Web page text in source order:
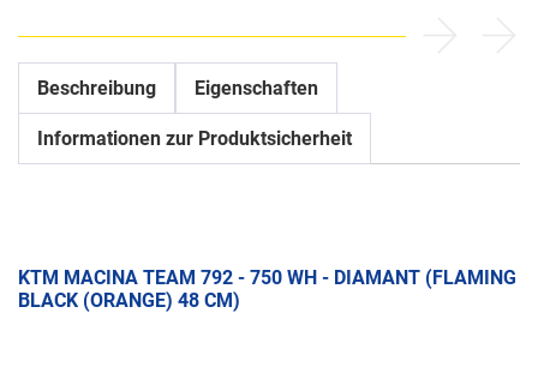
Beschreibung Eigenschaften
Informationen zur Produktsicherheit
KTM MACINA TEAM 792 - 750 WH - DIAMANT (FLAMING
BLACK (ORANGE) 48 CM)